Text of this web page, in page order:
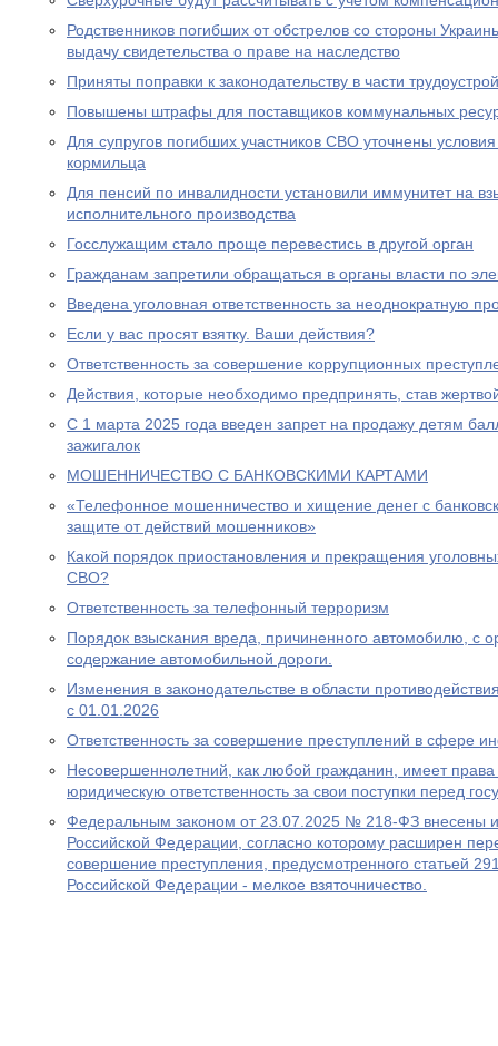
Родственников погибших от обстрелов со стороны
выдачу свидетельства о праве на наследство
Приняты поправки к законодательству в части
Повышены штрафы для поставщиков коммунальных
Для супругов погибших участников СВО уточнены
кормильца
Для пенсий по инвалидности установили иммунитет на
исполнительного производства
Госслужащим стало проще перевестись в другой орган
Гражданам запретили обращаться в органы власти по
Введена уголовная ответственность за неоднократную
Если у вас просят взятку. Ваши действия?
Ответственность за совершение коррупционных
Действия, которые необходимо предпринять, став
С 1 марта 2025 года введен запрет на продажу детям
зажигалок
МОШЕННИЧЕСТВО С БАНКОВСКИМИ КАРТАМИ
«Телефонное мошенничество и хищение денег с
защите от действий мошенников»
Какой порядок приостановления и прекращения
СВО?
Ответственность за телефонный терроризм
Порядок взыскания вреда, причиненного автомобилю, с
содержание автомобильной дороги.
Изменения в законодательстве в области
с 01.01.2026
Ответственность за совершение преступлений в сфере
Несовершеннолетний, как любой гражданин, имеет права
юридическую ответственность за свои поступки перед
Федеральным законом от 23.07.2025 № 218-ФЗ внесены
Российской Федерации, согласно которому расширен
совершение преступления, предусмотренного статьей
Российской Федерации - мелкое взяточничество.